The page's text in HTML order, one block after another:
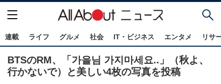
連載 ライフ グルメ 社会 IT・ビジネス エンタメ リサ
BTSのRM、「가을님 가지마세요..」（秋よ、
行かないで）と美しい4枚の写真を投稿